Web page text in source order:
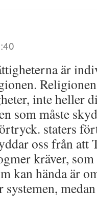
är
inte heller
som måste
staters
oss från
kräver,
kan hända är
systemen,